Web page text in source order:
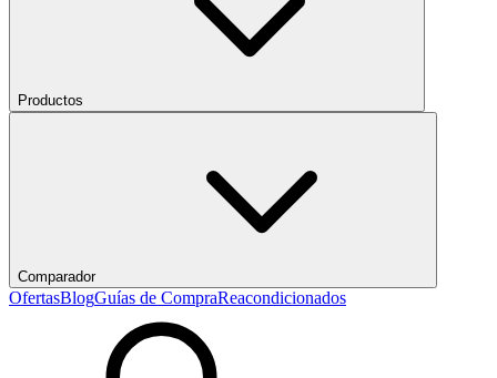
Productos
Comparador
OfertasBlogGuías de CompraReacondicionados